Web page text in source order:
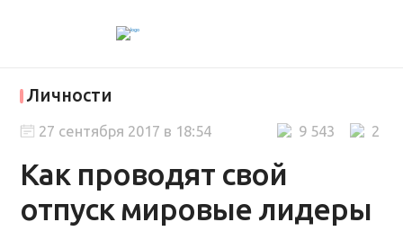
Личности
Как проводят свой
отпуск мировые лидеры
2
9 543
27 сентября 2017 в 18:54